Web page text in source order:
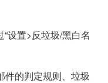
设置>反垃圾/黑白名
件的判定规则、垃圾